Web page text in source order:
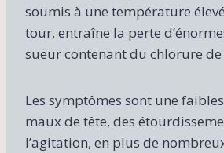
soumis à une température
tour, entraîne la perte
sueur contenant du chlorure
Les symptômes sont une
maux de tête, des
l’agitation, en plus de